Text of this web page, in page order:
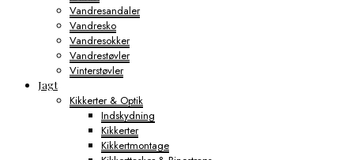
Vandresandaler
Vandresko
Vandresokker
Vandrestøvler
Vinterstøvler
Jagt
Kikkerter & Optik
Indskydning
Kikkerter
Kikkertmontage